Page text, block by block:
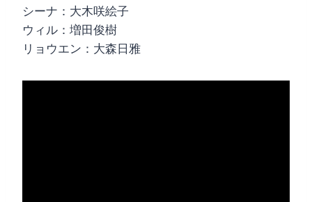
シーナ：大木咲絵子
ウィル：増田俊樹
リョウエン：大森日雅